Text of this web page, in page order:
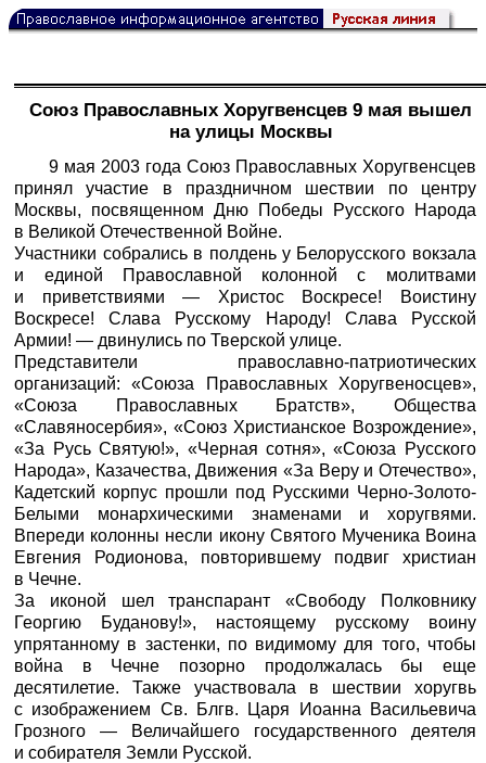
Союз Православных Хоругвенсцев 9 мая вышел
на улицы Москвы
9 мая 2003 года Союз Православных Хоругвенсцев
принял участие в праздничном шествии по центру
Москвы, посвященном Дню Победы Русского Народа
в Великой Отечественной Войне.
Участники собрались в полдень у Белорусского вокзала
и единой Православной колонной с молитвами
и приветствиями — Христос Воскресе! Воистину
Воскресе! Слава Русскому Народу! Слава Русской
Армии! — двинулись по Тверской улице.
Представители православно-патриотических
организаций: «Союза Православных Хоругвеносцев»,
«Союза Православных Братств», Общества
«Славяносербия», «Союз Христианское Возрождение»,
«За Русь Святую!», «Черная сотня», «Союза Русского
Народа», Казачества, Движения «За Веру и Отечество»,
Кадетский корпус прошли под Русскими Черно-Золото-
Белыми монархическими знаменами и хоругвями.
Впереди колонны несли икону Святого Мученика Воина
Евгения Родионова, повторившему подвиг христиан
в Чечне.
За иконой шел транспарант «Свободу Полковнику
Георгию Буданову!», настоящему русскому воину
упрятанному в застенки, по видимому для того, чтобы
война в Чечне позорно продолжалась бы еще
десятилетие. Также участвовала в шествии хоругвь
с изображением Св. Блгв. Царя Иоанна Васильевича
Грозного — Величайшего государственного деятеля
и собирателя Земли Русской.